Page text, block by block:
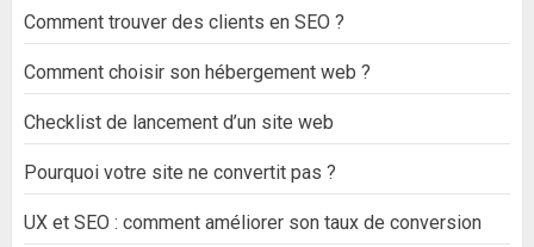
Comment trouver des clients en SEO ?
Comment choisir son hébergement web ?
Checklist de lancement d’un site web
Pourquoi votre site ne convertit pas ?
UX et SEO : comment améliorer son taux de conversion